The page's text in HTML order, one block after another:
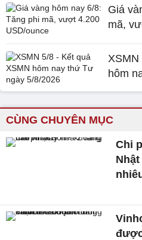
Giá
mã,
XSMN
hôm
CÙNG CHUYÊN MỤC
Chi
Nhật